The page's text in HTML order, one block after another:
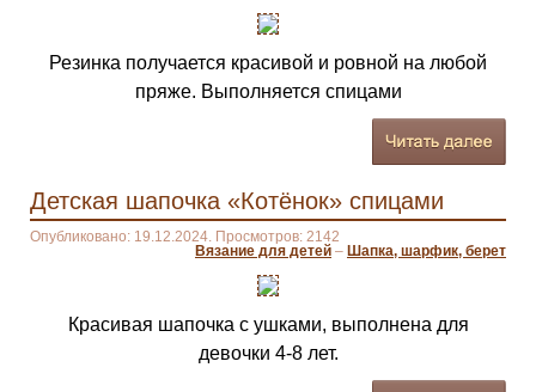
Резинка получается красивой и ровной на любой
пряже. Выполняется спицами
Детская шапочка «Котёнок» спицами
Опубликовано: 19.12.2024. Просмотров: 2142
Вязание для детей – Шапка, шарфик, берет
Красивая шапочка с ушками, выполнена для
девочки 4-8 лет.